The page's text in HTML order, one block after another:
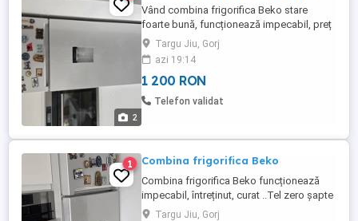
2
Vând combina frigorifica Beko stare
foarte bună, funcționează impecabil, preț
1200 ron.
Targu Jiu, Gorj
azi 19:14
1 200 RON
Telefon validat
1 Combina frigorifica Beko
Combina frigorifica Beko funcționează
impecabil, întreținut, curat ..Tel zero șapte
șase doi șase trei trei cinci nouă unu.
Targu Jiu, Gorj